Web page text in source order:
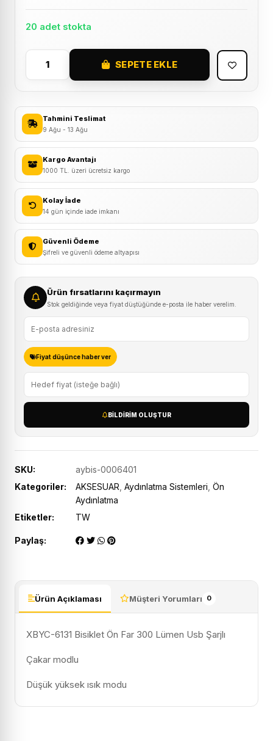
20 adet stokta
Bisiklet
Ön
Far
Işık
Aydınlatma
Lamba
USB
Led
Çakar
adet
SEPETE EKLE
Tahmini Teslimat
9 Ağu - 13 Ağu
Kargo Avantajı
1000 TL. üzeri ücretsiz kargo
Kolay İade
14 gün içinde iade imkanı
Güvenli Ödeme
Şifreli ve güvenli ödeme altyapısı
Ürün fırsatlarını kaçırmayın
Stok geldiğinde veya fiyat düştüğünde e-posta ile haber verelim.
Fiyat düşünce haber ver
BILDIRIM OLUŞTUR
SKU:
aybis-0006401
Kategoriler:
AKSESUAR Aydınlatma Sistemleri Ön
Aydınlatma
Etiketler:
TW
Paylaş:
Ürün Açıklaması Müşteri Yorumları 0
XBYC-6131 Bisiklet Ön Far 300 Lümen Usb Şarjlı
Çakar modlu
Düşük yüksek ısık modu